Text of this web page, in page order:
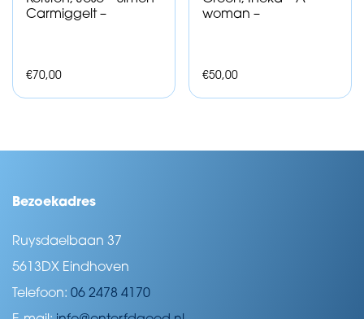
Carmiggelt –
€70,00
woman –
€50,00
Bezoekadres
Ruysdaelbaan 37
5613DX Eindhoven
Telefoon: 06 2478 4170